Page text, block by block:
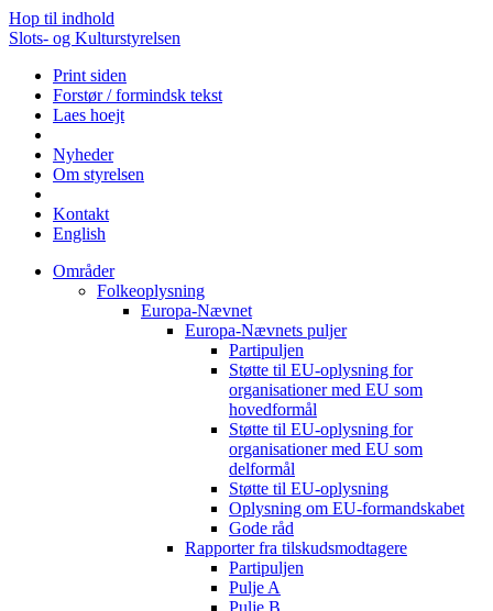
Hop til indhold
Slots- og Kulturstyrelsen
Print siden
Forstør / formindsk tekst
Laes hoejt
Nyheder
Om styrelsen
Kontakt
English
Områder
Folkeoplysning
Europa-Nævnet
Europa-Nævnets puljer
Partipuljen
Støtte til EU-oplysning for
organisationer med EU som
hovedformål
Støtte til EU-oplysning for
organisationer med EU som
delformål
Støtte til EU-oplysning
Oplysning om EU-formandskabet
Gode råd
Rapporter fra tilskudsmodtagere
Partipuljen
Pulje A
Pulje B